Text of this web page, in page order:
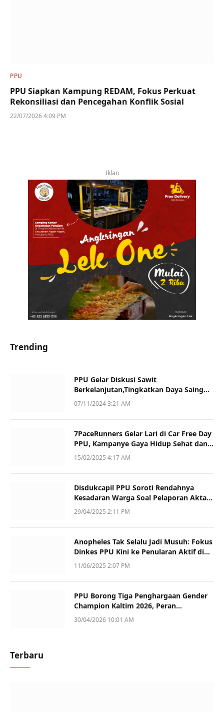
PPU
PPU Siapkan Kampung REDAM, Fokus Perkuat
Rekonsiliasi dan Pencegahan Konflik Sosial
22/07/2026 4:09 PM
Iklan
Trending
PPU Gelar Diskusi Sawit
Berkelanjutan,Tingkatkan Daya Saing
dan Kualitas
07/11/2024 3:21 AM
7PaceRunners Gelar Lari di Car Free Day
PPU, Kampanye Gaya Hidup Sehat dan
Dukung UMKM
15/02/2025 4:17 AM
Disdukcapil PPU Soroti Rendahnya
Kesadaran Warga Soal Pelaporan Akta
Kematian
29/04/2025 2:11 PM
Anopheles Tak Selalu Jadi Musuh: Fokus
Dinkes PPU Kini ke Penularan Aktif di
Sotek
11/06/2025 2:07 PM
PPU Borong Tiga Penghargaan Gender
Champion Kaltim 2026, Peran
Perempuan Jadi Sorotan
30/04/2026 10:01 AM
Terbaru